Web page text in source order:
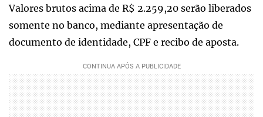
Valores brutos acima de R$ 2.259,20 serão liberados
somente no banco, mediante apresentação de
documento de identidade, CPF e recibo de aposta.